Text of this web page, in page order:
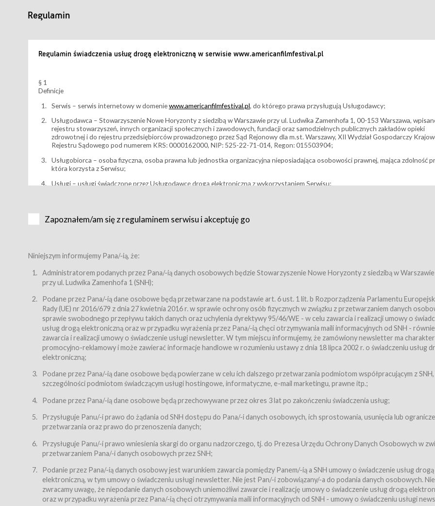
Regulamin
Regulamin świadczenia usług drogą elektroniczną w serwisie www.americanfilmfestival.pl
§ 1
Definicje
Serwis – serwis internetowy w domeniewww.americanfilmfestival.pl, do którego prawa przysługują Usługodawcy;
Usługodawca – Stowarzyszenie Nowe Horyzonty z siedzibą w Warszawie przy ul. Ludwika Zamenhofa 1, 00-153 Warszawa,
rejestru stowarzyszeń, innych organizacji społecznych i zawodowych, fundacji oraz samodzielnych publicznych zakładów opieki
zdrowotnej i do rejestru przedsiębiorców prowadzonego przez Sąd Rejonowy dla m.st. Warszawy, XII Wydział Gospodarczy
Rejestru Sądowego pod numerem KRS: 0000162000, NIP: 525-22-71-014, Regon: 015503904;
Usługobiorca – osoba fizyczna, osoba prawna lub jednostka organizacyjna nieposiadająca osobowości prawnej, mająca zdolność
która korzysta z Serwisu;
Usługi – usługi świadczone przez Usługodawcę drogą elektroniczną z wykorzystaniem Serwisu;
Karnety – wybrane dokumenty potwierdzające zawarcie umowy z Usługodawcą i uprawniające do wzięcia udziału w Wydarzeniu,
Bilety – wybrane dokumenty potwierdzające zawarcie umowy z Usługodawcą i uprawniające do wzięcia udziału w Wydarzeniu,
przewidziane przez Usługodawcę dla danego Wydarzenia, tj. uprawniające do uczestnictwa w wielu albo w pojedynczych seansach
filmowych, wydarzeniach specjalnych i koncertach;
Sklep – sklep internetowy prowadzony przez Usługodawcę w Serwisie;
Regulamin – niniejszy regulamin.
§ 2
Postanowienia ogólne
Regulamin określa zasady:
świadczenia Usługobiorcom Usług przez Usługodawcę, z zastrzeżeniem usług, o których mowa w ust. 2 pkt. 4 i 5 poniżej,
zasady świadczenia precyzują odrębne regulaminy,
przetwarzania przez Usługodawcę danych osobowych Usługobiorców będących osobami fizycznymi.
Usługodawca świadczy w szczególności następujące Usługi:Usługodawca świadczy Usługi drogą elektroniczną w rozumieniu
dnia 18 lipca 2002 r. o świadczeniu usług drogą elektroniczną (Dz.U. z 2002 r., Nr 144, poz. 1204, z późń. zm.). Usługi świadczone są
nieodpłatnie.
usługę przeglądania i odczytywania przez Usługobiorców materiałów zamieszczanych w Serwisie,
usługę newsletter,
usługę zawierania na odległość umów nabycia Karnetów i Biletów,
usługę zawierania na odległość umów sprzedaży w Sklepie.
Usługodawca świadczy Usługi drogą elektroniczną w rozumieniu ustawy z dnia 18 lipca 2002 r. o świadczeniu usług drogą
(Dz.U. z 2002 r., Nr 144, poz. 1204, z późń. zm.). Usługi świadczone są nieodpłatnie.
Zapoznałem/am się z regulaminem serwisu i akceptuję go
Niniejszym informujemy Pana/-ią, że:
Administratorem podanych przez Pana/-ią danych osobowych będzie Stowarzyszenie Nowe Horyzonty z siedzibą w
przy ul. Ludwika Zamenhofa 1 (SNH);
Podane przez Pana/-ią dane osobowe będą przetwarzane na podstawie art. 6 ust. 1 lit. b Rozporządzenia Parlamentu
Rady (UE) nr 2016/679 z dnia 27 kwietnia 2016 r. w sprawie ochrony osób fizycznych w związku z przetwarzaniem danych
sprawie swobodnego przepływu takich danych oraz uchylenia dyrektywy 95/46/WE - w celu zawarcia i realizacji umowy o
usług drogą elektroniczną oraz w przypadku wyrażenia przez Pana/-ią chęci otrzymywania maili informacyjnych od SNH -
zawarcia i realizacji umowy o świadczenie usługi newsletter. W tym miejscu informujemy, że zamówiony newsletter ma charakter
promocyjno-reklamowy i może zawierać informacje handlowe w rozumieniu ustawy z dnia 18 lipca 2002 r. o świadczeniu usług
elektroniczną;
Podane przez Pana/-ią dane osobowe będą powierzane w celu ich dalszego przetwarzania podmiotom współpracującym z
szczególności podmiotom świadczącym usługi hostingowe, informatyczne, e-mail marketingu, prawne itp.;
Podane przez Pana/-ią dane osobowe będą przechowywane przez okres 3 lat po zakończeniu świadczenia usług;
Przysługuje Panu/-i prawo do żądania od SNH dostępu do Pana/-i danych osobowych, ich sprostowania, usunięcia lub
przetwarzania oraz prawo do przenoszenia danych;
Przysługuje Panu/-i prawo wniesienia skargi do organu nadzorczego, tj. do Prezesa Urzędu Ochrony Danych Osobowych w
przetwarzaniem Pana/-i danych osobowych przez SNH;
Podanie przez Pana/-ią danych osobowy jest warunkiem zawarcia pomiędzy Panem/-ią a SNH umowy o świadczenie usług drogą
elektroniczną, w tym umowy o świadczeniu usługi newsletter. Nie jest Pan/-i zobowiązany/-a do podania danych osobowych.
zwracamy uwagę, że niepodanie danych osobowych uniemożliwi zawarcie i realizację umowy o świadczenie usług drogą
oraz w przypadku wyrażenia przez Pana/-ią chęci otrzymywania maili informacyjnych od SNH - umowy o świadczeniu usługi